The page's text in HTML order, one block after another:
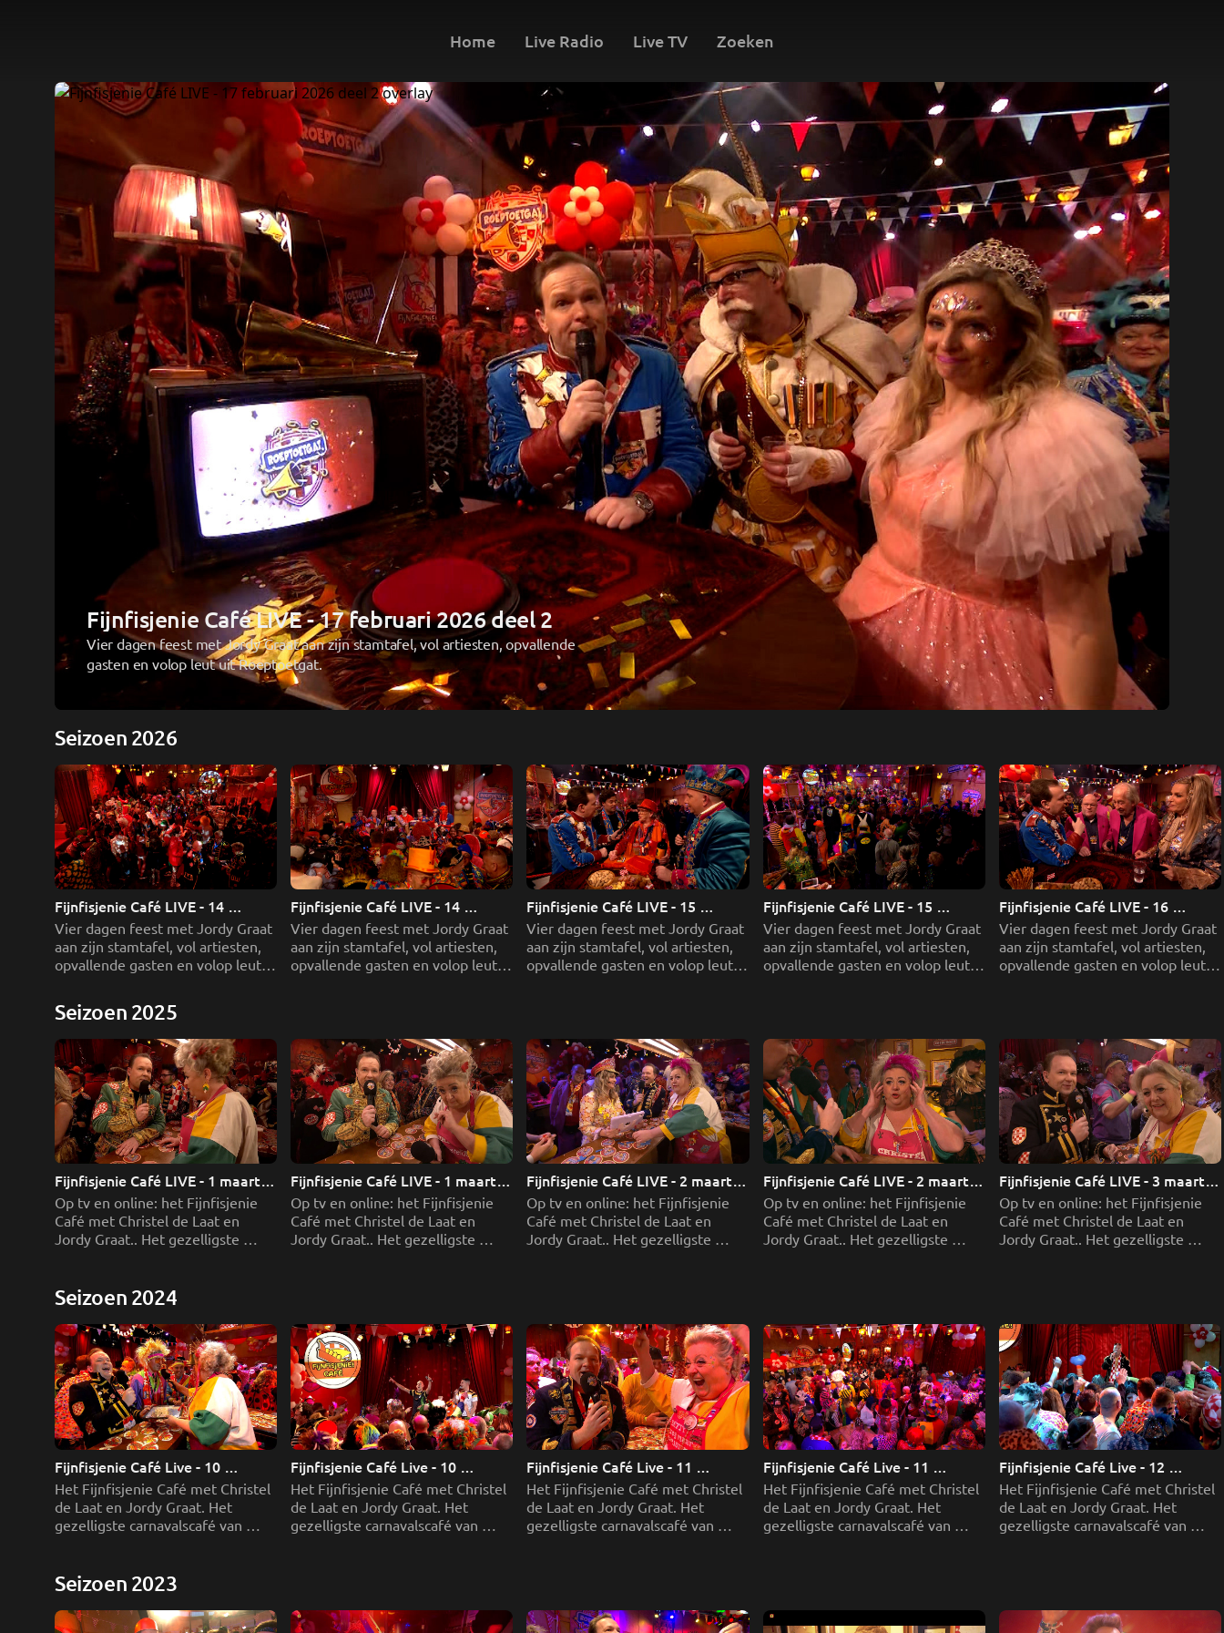
Home Live Radio Live TV Zoeken
Fijnfisjenie Café LIVE - 17 februari 2026 deel 2
Vier dagen feest met Jordy Graat aan zijn stamtafel, vol artiesten, opvallende
gasten en volop leut uit Roeptoetgat.
Seizoen 2026
Fijnfisjenie Café LIVE - 14
februari 2026 deel 1
Vier dagen feest met Jordy Graat
aan zijn stamtafel, vol artiesten,
opvallende gasten en volop leut
Fijnfisjenie Café LIVE - 14
februari 2026 deel 2
Vier dagen feest met Jordy Graat
aan zijn stamtafel, vol artiesten,
opvallende gasten en volop leut
Fijnfisjenie Café LIVE - 15
februari 2026 deel 1
Vier dagen feest met Jordy Graat
aan zijn stamtafel, vol artiesten,
opvallende gasten en volop leut
Fijnfisjenie Café LIVE - 15
februari 2026 deel 2
Vier dagen feest met Jordy Graat
aan zijn stamtafel, vol artiesten,
opvallende gasten en volop leut
Fijnfisjenie Café LIVE - 16
februari 2026 deel 1
Vier dagen feest met Jordy Graat
aan zijn stamtafel, vol artiesten,
opvallende gasten en volop leut
Seizoen 2025
Fijnfisjenie Café LIVE - 1 maart
deel 1
Op tv en online: het Fijnfisjenie
Café met Christel de Laat en
Jordy Graat.. Het gezelligste
Fijnfisjenie Café LIVE - 1 maart
deel 2
Op tv en online: het Fijnfisjenie
Café met Christel de Laat en
Jordy Graat.. Het gezelligste
Fijnfisjenie Café LIVE - 2 maart
deel 1
Op tv en online: het Fijnfisjenie
Café met Christel de Laat en
Jordy Graat.. Het gezelligste
Fijnfisjenie Café LIVE - 2 maart
deel 2
Op tv en online: het Fijnfisjenie
Café met Christel de Laat en
Jordy Graat.. Het gezelligste
Fijnfisjenie Café LIVE - 3 maart
deel 1
Op tv en online: het Fijnfisjenie
Café met Christel de Laat en
Jordy Graat.. Het gezelligste
Seizoen 2024
Fijnfisjenie Café Live - 10
februari deel 1
Het Fijnfisjenie Café met Christel
de Laat en Jordy Graat. Het
gezelligste carnavalscafé van
Fijnfisjenie Café Live - 10
februari deel 2
Het Fijnfisjenie Café met Christel
de Laat en Jordy Graat. Het
gezelligste carnavalscafé van
Fijnfisjenie Café Live - 11
februari deel 1
Het Fijnfisjenie Café met Christel
de Laat en Jordy Graat. Het
gezelligste carnavalscafé van
Fijnfisjenie Café Live - 11
februari deel 2
Het Fijnfisjenie Café met Christel
de Laat en Jordy Graat. Het
gezelligste carnavalscafé van
Fijnfisjenie Café Live - 12
februari deel 1
Het Fijnfisjenie Café met Christel
de Laat en Jordy Graat. Het
gezelligste carnavalscafé van
Seizoen 2023